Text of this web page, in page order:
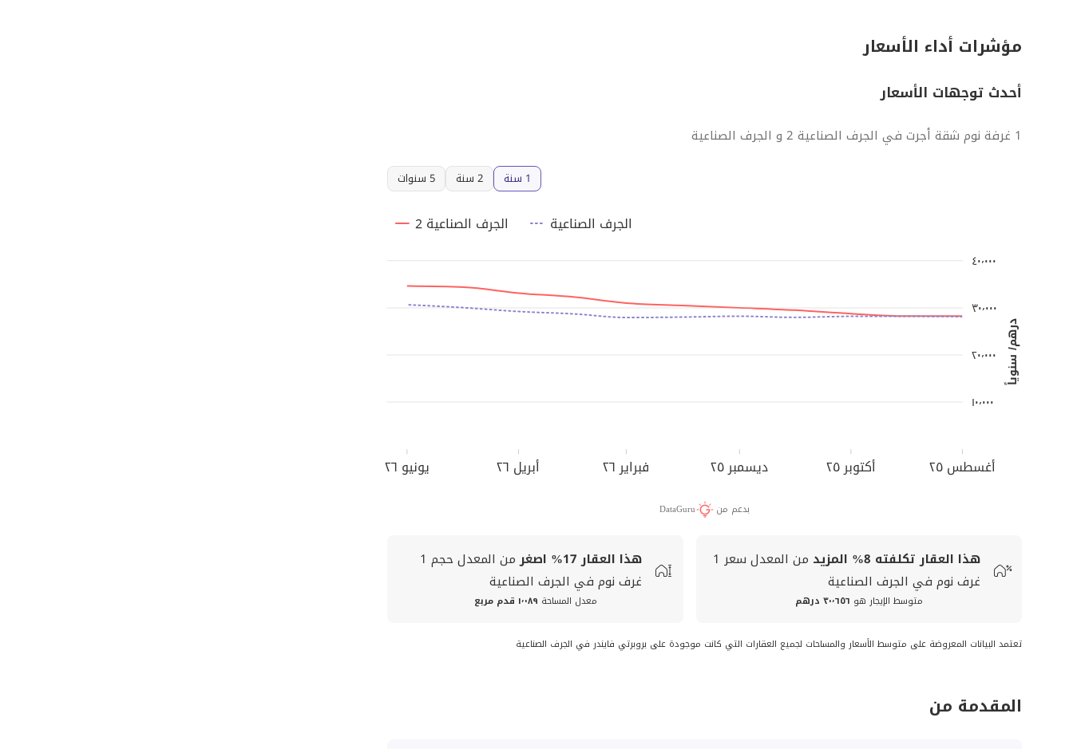
مؤشرات أداء الأسعار
أحدث توجهات الأسعار
1 غرفة نوم شقة أجرت في الجرف الصناعية 2 و الجرف الصناعية
1 سنة 2 سنة 5 سنوات
أغسطس ٢٥ أكتوبر ٢٥ ديسمبر ٢٥ فبراير ٢٦ أبريل ٢٦ يونيو ٢٦
درهم/ سنوياً
١٠٬٠٠٠
٢٠٬٠٠٠
٣٠٬٠٠٠
٤٠٬٠٠٠
الجرف الصناعية 2 الجرف الصناعية
بدعم من DataGuru
هذا العقار تكلفته 8% المزيد من المعدل سعر 1
غرف نوم في الجرف الصناعية
متوسط الإيجار هو ٣٠٬٦٥٦ درهم
هذا العقار 17% اصغر من المعدل حجم 1
غرف نوم في الجرف الصناعية
معدل المساحة ١٬٠٨٩ قدم مربع
تعتمد البيانات المعروضة على متوسط الأسعار والمساحات لجميع العقارات التي كانت موجودة على بروبرتي فايندر في الجرف الصناعية
المقدمة من